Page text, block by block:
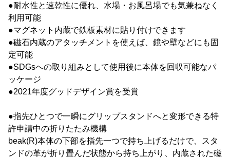
●耐水性と速乾性に優れ、水場・お風呂場でも気兼ねなく
利用可能
●マグネット内蔵で鉄板素材に貼り付けできます
●磁石内蔵のアタッチメントを使えば、鏡や壁などにも固
定可能
●SDGsへの取り組みとして使用後に本体を回収可能なパ
ッケージ
●2021年度グッドデザイン賞を受賞
●指先ひとつで一瞬にグリップスタンドへと変形できる特
許申請中の折りたたみ機構
beak(R)本体の下部を指先一つで持ち上げるだけで、スタ
ンドの革が折り畳んだ状態から持ち上がり、内蔵された磁